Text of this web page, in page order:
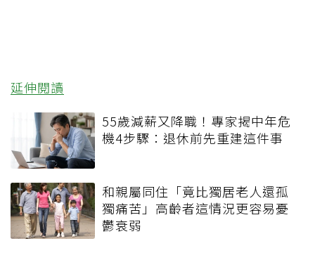
延伸閱讀
55歲減薪又降職！專家揭中年危
機4步驟：退休前先重建這件事
和親屬同住「竟比獨居老人還孤
獨痛苦」高齡者這情況更容易憂
鬱衰弱